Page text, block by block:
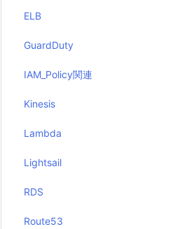
ELB
GuardDuty
IAM_Policy関連
Kinesis
Lambda
Lightsail
RDS
Route53